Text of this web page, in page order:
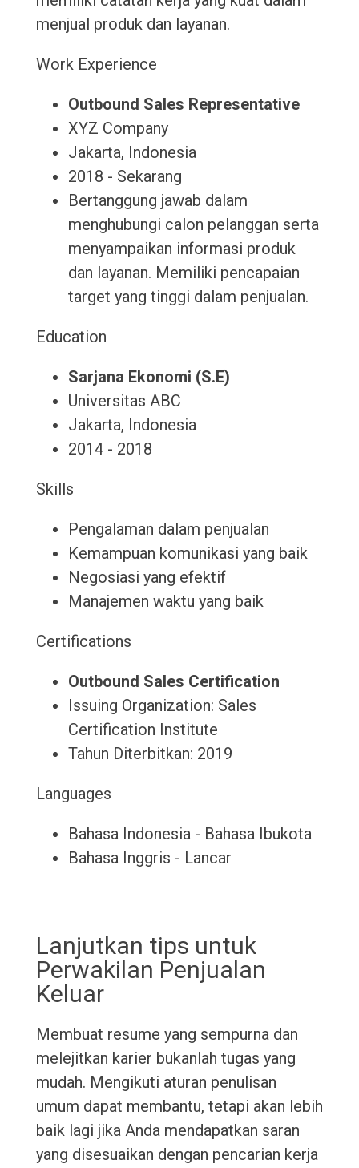
menjual produk dan layanan.
Work Experience
Outbound Sales Representative
XYZ Company
Jakarta, Indonesia
2018 - Sekarang
Bertanggung jawab dalam
menghubungi calon pelanggan serta
menyampaikan informasi produk
dan layanan. Memiliki pencapaian
target yang tinggi dalam penjualan.
Education
Sarjana Ekonomi (S.E)
Universitas ABC
Jakarta, Indonesia
2014 - 2018
Skills
Pengalaman dalam penjualan
Kemampuan komunikasi yang baik
Negosiasi yang efektif
Manajemen waktu yang baik
Certifications
Outbound Sales Certification
Issuing Organization: Sales
Certification Institute
Tahun Diterbitkan: 2019
Languages
Bahasa Indonesia - Bahasa Ibukota
Bahasa Inggris - Lancar
Lanjutkan tips untuk
Perwakilan Penjualan
Keluar
Membuat resume yang sempurna dan
melejitkan karier bukanlah tugas yang
mudah. Mengikuti aturan penulisan
umum dapat membantu, tetapi akan lebih
baik lagi jika Anda mendapatkan saran
yang disesuaikan dengan pencarian kerja